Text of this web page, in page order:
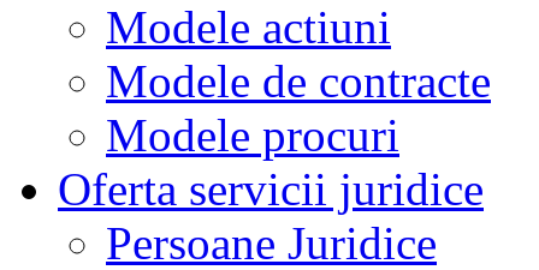
Modele actiuni
Modele de contracte
Modele procuri
Oferta servicii juridice
Persoane Juridice